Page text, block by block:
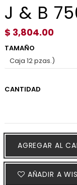
J & B
$ 3,804.00
TAMAÑO
CANTIDAD
AGREGAR AL
AÑADIR A